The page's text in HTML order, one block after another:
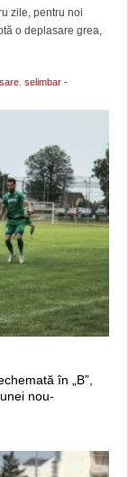
zile, pentru noi
o deplasare grea,
selimbar -
în „B”,
nou-